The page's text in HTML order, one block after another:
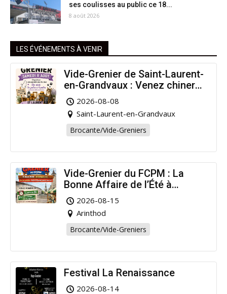
ses coulisses au public ce 18...
8 août 2026
LES ÉVÉNEMENTS À VENIR
Vide-Grenier de Saint-Laurent-
en-Grandvaux : Venez chiner
pour la bonne cause !
2026-08-08
Saint-Laurent-en-Grandvaux
Brocante/Vide-Greniers
Vide-Grenier du FCPM : La
Bonne Affaire de l’Été à
Arinthod !
2026-08-15
Arinthod
Brocante/Vide-Greniers
Festival La Renaissance
2026-08-14